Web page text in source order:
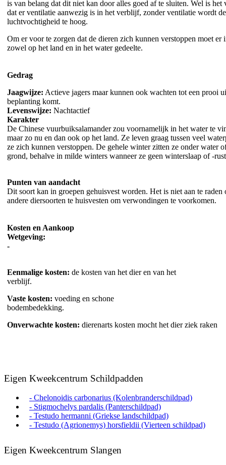
is van belang dat dit niet kan door alles goed af te sluiten. Wel is het
dat er ventilatie aanwezig is in het verblijf, zonder ventilatie wordt de
luchtvochtigheid te hoog.
Om er voor te zorgen dat de dieren zich kunnen verstoppen moet er
zowel op het land en in het water gedeelte.
Gedrag
Jaagwijze: Actieve jagers maar kunnen ook wachten tot een prooi
beplanting komt.
Levenswijze: Nachtactief
Karakter
De Chinese vuurbuiksalamander zou voornamelijk in het water te
maar zo nu en dan ook op het land. Ze leven graag tussen veel
ze zich kunnen verstoppen. De gehele winter zitten ze onder water
grond, behalve in milde winters wanneer ze geen winterslaap of -
Punten van aandacht
Dit soort kan in groepen gehuisvest worden. Het is niet aan te raden
andere diersoorten te huisvesten om verwondingen te voorkomen.
Kosten en Aankoop
Wetgeving:
Eenmalige kosten: de kosten van het dier en van het
verblijf.
Vaste kosten: voeding en schone
bodembedekking.
Onverwachte kosten: dierenarts kosten mocht het dier ziek raken
Eigen Kweekcentrum Schildpadden
- Chelonoidis carbonarius (Kolenbranderschildpad)
- Stigmochelys pardalis (Panterschildpad)
- Testudo hermanni (Griekse landschildpad)
- Testudo (Agrionemys) horsfieldii (Vierteen schildpad)
Eigen Kweekcentrum Slangen